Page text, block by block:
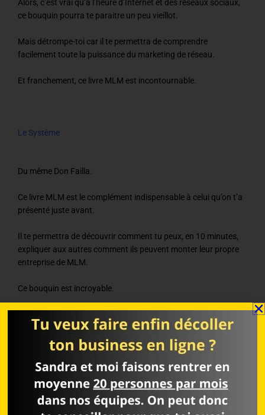
Alors, c’est vrai qu’à l’heure d’Internet et des réseaux sociaux,
ce bouquin pourra te paraitre un peu vieillot.
Mais détrompe-toi car il te permettra de comprendre
facilement toute la puissance du marketing de réseau.
Et franchement, ce livre MLM est incontournable.
Le Système
Du même Don Failla.
Ce livre MLM est le complément indispensable à celui qu’on t’a
présenté juste avant.
Il te permettra de découvrir comment tu peux, en 10 minutes,
expliquer aux autres comment ils peuvent monter leur propre
entreprise de MLM.
Ce bouquin est incroyable.
Livre MLM de référence: GO PRO
Ce livre MLM a été écrit par Eric Worre.